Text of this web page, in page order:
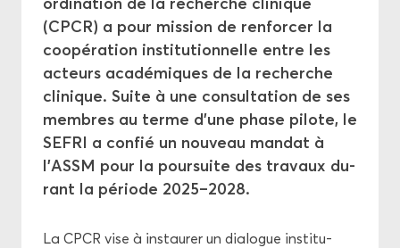
Éthique
(CPCR) a pour mis­sion de ren­for­cer la
co­opé­ra­tion ins­ti­tu­tion­nelle entre les
ac­teurs aca­dé­miques de la re­cherche
cli­nique. Suite à une consul­ta­tion de ses
membres au terme d’une phase pi­lote, le
SEFRI a confié un nou­veau man­dat à
l’ASSM pour la pour­suite des tra­vaux du­
rant la pé­riode 2025–2028.
La CPCR vise à ins­tau­rer un dia­logue ins­ti­tu­